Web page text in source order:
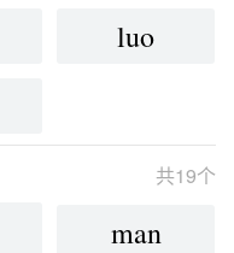
luo
共19个
man